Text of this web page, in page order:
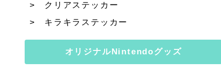
クリアステッカー
キラキラステッカー
オリジナルNintendoグッズ